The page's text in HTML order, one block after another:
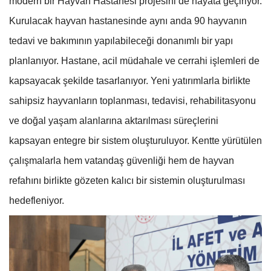
Kurulacak hayvan hastanesinde aynı anda 90 hayvanın
tedavi ve bakımının yapılabileceği donanımlı bir yapı
planlanıyor. Hastane, acil müdahale ve cerrahi işlemleri de
kapsayacak şekilde tasarlanıyor. Yeni yatırımlarla birlikte
sahipsiz hayvanların toplanması, tedavisi, rehabilitasyonu
ve doğal yaşam alanlarına aktarılması süreçlerini
kapsayan entegre bir sistem oluşturuluyor. Kentte yürütülen
çalışmalarla hem vatandaş güvenliği hem de hayvan
refahını birlikte gözeten kalıcı bir sistemin oluşturulması
hedefleniyor.